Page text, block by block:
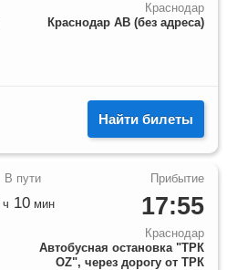
Краснодар
Краснодар АВ (без адреса)
Найти билеты
17:55
Краснодар
Автобусная остановка "ТРК
OZ", через дорогу от ТРК
ч 10 мин